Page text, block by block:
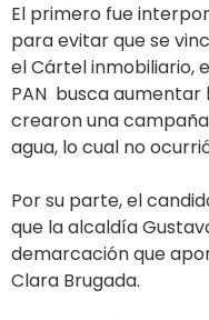
El primero fue
para evitar que se
el Cártel inmobiliario,
PAN busca
crearon una
agua, lo cual no
Por su parte, el
que la alcaldía
demarcación que
Clara Brugada.